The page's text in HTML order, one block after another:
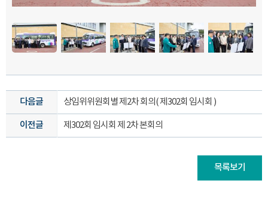
다음글 상임위위원회별 제2차 회의( 제302회 임시회 )
이전글 제302회 임시회 제 2차 본회의
목록보기